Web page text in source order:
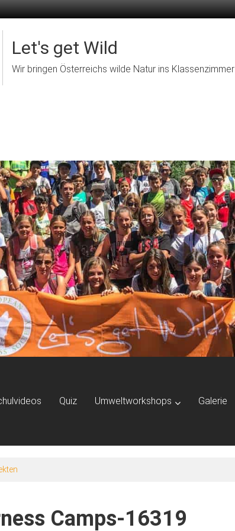
Let's get Wild
Wir bringen Österreichs wilde Natur ins Klassenzimmer
Quiz Umweltworkshops Galerie
Camps-16319